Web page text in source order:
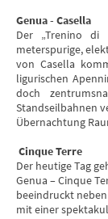
Genua - Casella
Der „Trenino di
meterspurige,
von Casella
ligurischen
doch
Standseilbahnen
Übernachtung
Cinque Terre
Der heutige Tag
Genua – Cinque
beeindruckt
mit einer